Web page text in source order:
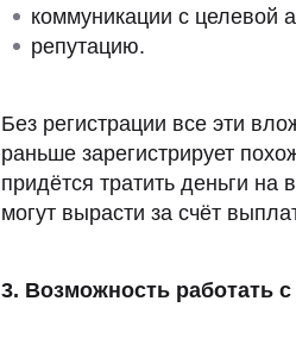
коммуникации с целевой
репутацию.
Без регистрации все эти
раньше зарегистрирует
придётся тратить деньги
могут вырасти за счёт
3. Возможность работать